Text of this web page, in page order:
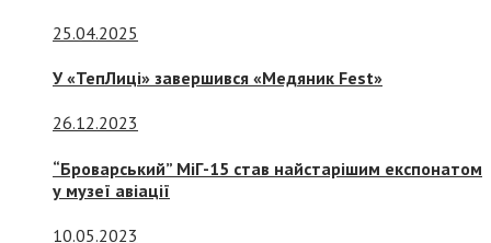
25.04.2025
У «ТепЛиці» завершився «Медяник Fest»
26.12.2023
“Броварський” МіГ-15 став найстарішим експонатом
у музеї авіації
10.05.2023